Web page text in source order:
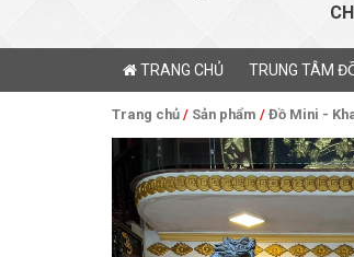
TRANG CHỦ TRUNG TÂM
Trang chủ / Sản phẩm / Đồ Mini -